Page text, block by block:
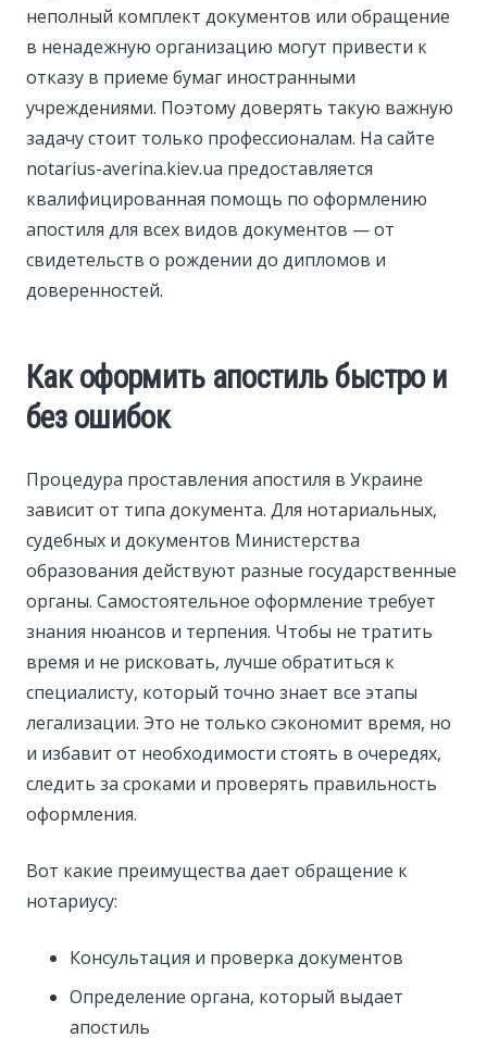
неполный комплект документов или обращение
в ненадежную организацию могут привести к
отказу в приеме бумаг иностранными
учреждениями. Поэтому доверять такую важную
задачу стоит только профессионалам. На сайте
notarius-averina.kiev.ua предоставляется
квалифицированная помощь по оформлению
апостиля для всех видов документов — от
свидетельств о рождении до дипломов и
доверенностей.
Как оформить апостиль быстро и
без ошибок
Процедура проставления апостиля в Украине
зависит от типа документа. Для нотариальных,
судебных и документов Министерства
образования действуют разные государственные
органы. Самостоятельное оформление требует
знания нюансов и терпения. Чтобы не тратить
время и не рисковать, лучше обратиться к
специалисту, который точно знает все этапы
легализации. Это не только сэкономит время, но
и избавит от необходимости стоять в очередях,
следить за сроками и проверять правильность
оформления.
Вот какие преимущества дает обращение к
нотариусу:
Консультация и проверка документов
Определение органа, который выдает
апостиль